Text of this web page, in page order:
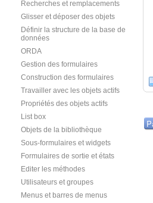
Recherches et remplacements
Glisser et déposer des objets
Définir la structure de la base de
données
ORDA
Gestion des formulaires
Construction des formulaires
Travailler avec les objets actifs
Propriétés des objets actifs
List box
Objets de la bibliothèque
Sous-formulaires et widgets
Formulaires de sortie et états
Editer les méthodes
Utilisateurs et groupes
Menus et barres de menus